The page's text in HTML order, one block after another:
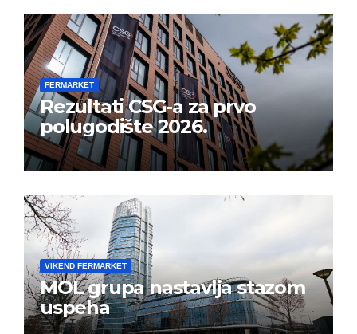
FERMARKET
Rezultati CSG-a za prvo
polugodište 2026.
VIKEND FERMARKET
MOL grupa nastavlja stazom
uspeha